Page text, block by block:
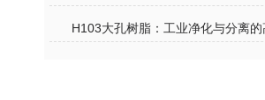
H103大孔树脂：工业净化与分离